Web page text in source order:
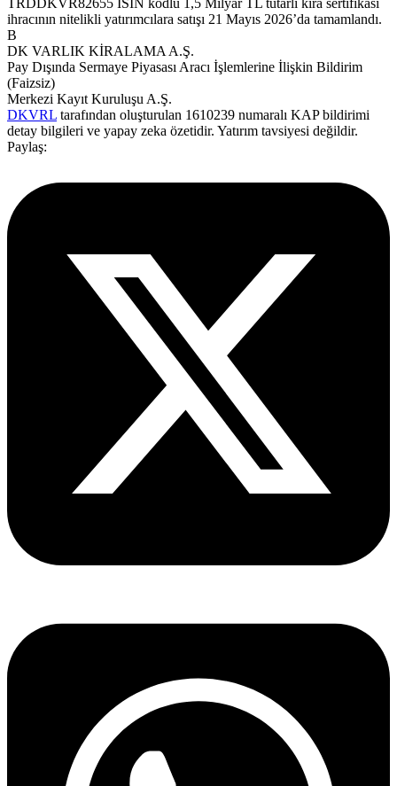
TRDDKVR82655 ISIN kodlu 1,5 Milyar TL tutarlı kira sertifikası
ihracının nitelikli yatırımcılara satışı 21 Mayıs 2026’da tamamlandı.
B
DK VARLIK KİRALAMA A.Ş.
Pay Dışında Sermaye Piyasası Aracı İşlemlerine İlişkin Bildirim
(Faizsiz)
Merkezi Kayıt Kuruluşu A.Ş.
DKVRL tarafından oluşturulan 1610239 numaralı KAP bildirimi
detay bilgileri ve yapay zeka özetidir. Yatırım tavsiyesi değildir.
Paylaş: